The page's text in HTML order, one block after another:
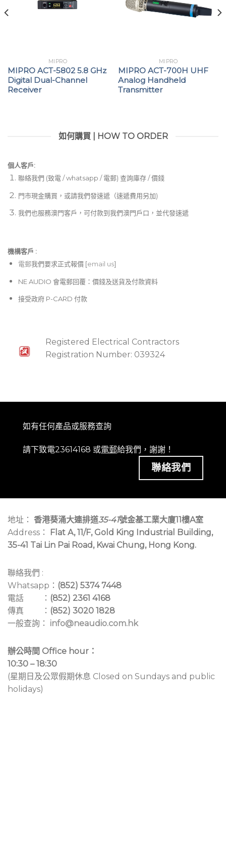
支援 12 V 或 48 V 幻象電源，能驅動大部分電容式麥克
內建可更換式 18500 鋰電池，充滿可使用約 5～8 小
時，可透過專用充電座 MP-8T 或取出電池另行充電。
MIPRO
MIPRO ACT-5802 5.8 GHz
Digital Dual-Channel
Receiver
MIPRO
MIPRO ACT-700H UHF
Analog Handheld
Transmitter
如何購買 | HOW TO ORDER
個人客戶:
聯絡我們 (致電 / whatsapp / 電郵) 查詢庫存 / 價錢
門市現金購買，或請我們發速遞（速遞費用另加)
我們也服務澳門客戶，可付款到我們澳門戶口，並代發速遞
機構客戶 :​
電郵我們要求正式報價 [email us]
NE AUDIO 會電郵回覆：價錢及送貨及付款資料
接受政府 P-CARD 付款
Registered Electrical Contractors
Registration Number: 039324
如有任何產品或服務查詢
請下致電23614168 或電郵給我們，謝謝！
聯絡我們
地址： 香港葵涌大連排道35-41號金基工業大廈11樓A室
Address：
Flat A, 11/F, Gold King Industrial Building,
35-41 Tai Lin Pai Road, Kwai Chung, Hong Kong.
聯絡我們 :
Whatsapp： (852) 5374 7448
電話 ： (852) 2361 4168
傳真 ： (852) 3020 1828
一般查詢： info@neaudio.com.hk
辦公時間 Office hour：
10:30 – 18:30
(星期日及公眾假期休息 Closed on Sundays and public
holidays)